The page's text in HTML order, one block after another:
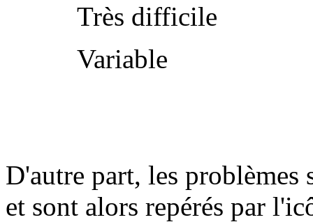
Très difficile
Variable
D'autre part, les problèmes
et sont alors repérés par